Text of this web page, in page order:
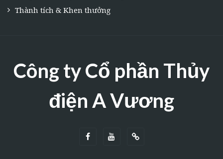
Thành tích & Khen thưởng
Công ty Cổ phần Thủy
điện A Vương